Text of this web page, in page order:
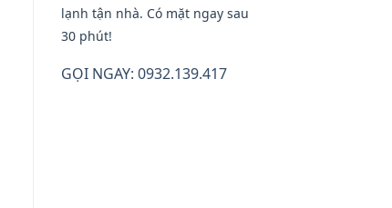
lạnh tận nhà. Có mặt ngay sau
30 phút!
GỌI NGAY: 0932.139.417